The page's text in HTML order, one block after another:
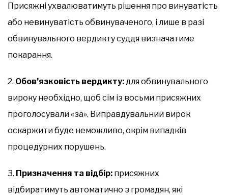
Присяжні ухвалюватимуть рішення про винуватість
або невинуватість обвинуваченого, і лише в разі
обвинувального вердикту суддя визначатиме
покарання.
2. Обов’язковість вердикту:для обвинувального
вироку необхідно, щоб сім із восьми присяжних
проголосували «за». Виправдувальний вирок
оскаржити буде неможливо, окрім випадків
процедурних порушень.
3. Призначення та відбір: присяжних
відбиратимуть автоматично з громадян, які